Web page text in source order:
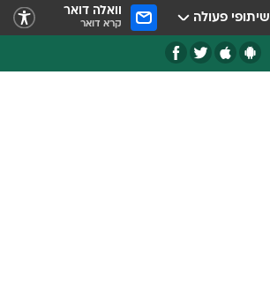
שיתופי פעולה וואלה דואר
קרא דואר